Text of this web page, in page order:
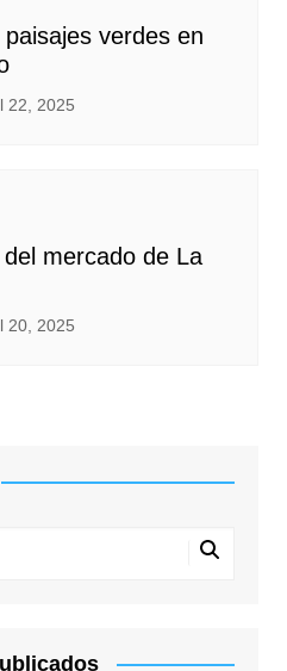
verdes en
22, 2025
mercado de La
20, 2025